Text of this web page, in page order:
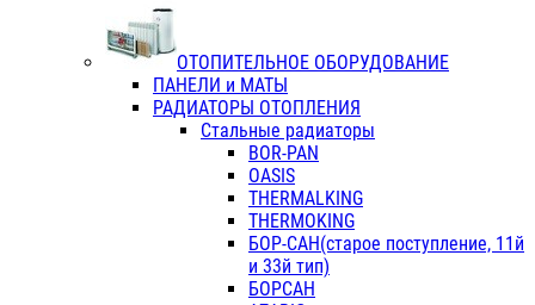
ОТОПИТЕЛЬНОЕ ОБОРУДОВАНИЕ
ПАНЕЛИ и МАТЫ
РАДИАТОРЫ ОТОПЛЕНИЯ
Стальные радиаторы
BOR-PAN
OASIS
THERMALKING
THERMOKING
БОР-САН(старое поступление, 11й
и 33й тип)
БОРСАН